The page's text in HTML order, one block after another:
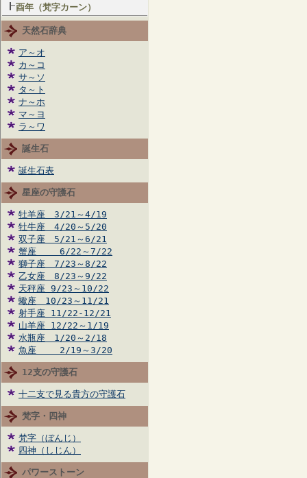
酉年（梵字カーン）
天然石辞典
ア～オ
カ～コ
サ～ソ
タ～ト
ナ～ホ
マ～ヨ
ラ～ワ
誕生石
誕生石表
星座の守護石
牡羊座 3/21～4/19
牡牛座 4/20～5/20
双子座 5/21～6/21
蟹座 6/22～7/22
獅子座 7/23～8/22
乙女座 8/23～9/22
天秤座 9/23～10/22
蠍座 10/23～11/21
射手座 11/22-12/21
山羊座 12/22～1/19
水瓶座 1/20～2/18
魚座 2/19～3/20
12支の守護石
十二支で見る貴方の守護石
梵字・四神
梵字（ぼんじ）
四神（しじん）
パワーストーン